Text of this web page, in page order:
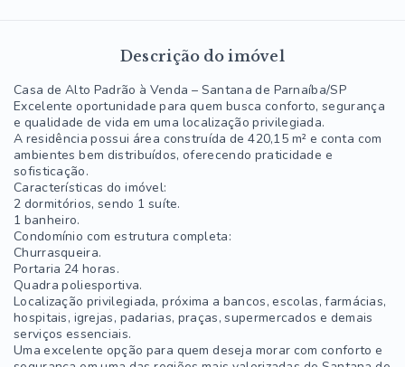
Descrição do imóvel
Casa de Alto Padrão à Venda – Santana de Parnaíba/SP
Excelente oportunidade para quem busca conforto, segurança
e qualidade de vida em uma localização privilegiada.
A residência possui área construída de 420,15 m² e conta com
ambientes bem distribuídos, oferecendo praticidade e
sofisticação.
Características do imóvel:
2 dormitórios, sendo 1 suíte.
1 banheiro.
Condomínio com estrutura completa:
Churrasqueira.
Portaria 24 horas.
Quadra poliesportiva.
Localização privilegiada, próxima a bancos, escolas, farmácias,
hospitais, igrejas, padarias, praças, supermercados e demais
serviços essenciais.
Uma excelente opção para quem deseja morar com conforto e